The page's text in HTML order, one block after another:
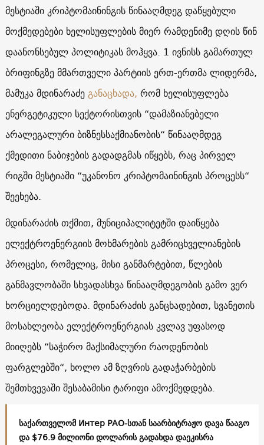
მესტიაში კრიპტომაინინგის წინააღმდეგ დაწყებული
მოქმედებები ხელისუფლების მიერ რამდენიმე დღის წინ
დაანონსებულ პოლიტიკას მოჰყვა. 1 ივნისს გამართულ
ბრიფინგზე მმართველი პარტიის ერთ-ერთმა ლიდერმა,
მამუკა მდინარაძეგანაცხადა, რომ ხელისუფლება
ენერგეტიკული სექტორისთვის “დამაზიანებელი
არალეგალური ბიზნესსაქმიანობის“ წინააღმდეგ
ქმედითი ნაბიჯების გადადგმას იწყებს, რაც პირველ
რიგში მესტიაში “უკანონო კრიპტომაინინგის პროცესს“
შეეხება.
მდინარაძის თქმით, მუნიციპალიტეტში დაიწყება
ელექტროენერგიის მოხმარების გამრიცხველიანების
პროცესი, რომელიც, მისი განმარტებით, წლების
განმავლობაში სხვადასხვა წინააღმდეგობის გამო ვერ
ხორციელდებოდა. მდინარაძის განცხადებით, სვანეთის
მოსახლეობა ელექტროენერგიას კვლავ უფასოდ
მიიღებს “საჭირო მაქსიმალური რაოდენობის
ფარგლებში“, ხოლო ამ ზღვრის გადაჭარბების
შემთხვევაში შესაბამისი ტარიფი ამოქმედდება.
საქართველომ Интер РАО-სთან საარბიტრაჟო დავა წააგო
და $76.9 მილიონი დოლარის გადახდა დაეკისრა